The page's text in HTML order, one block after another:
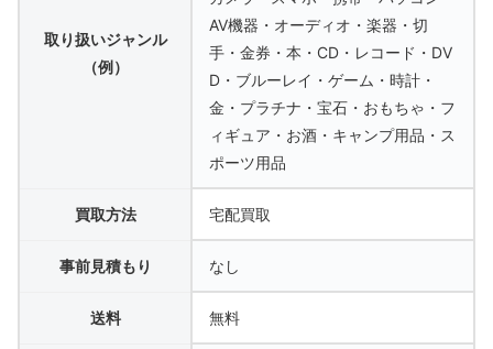
取り扱いジャンル
（例）
AV機器・オーディオ・楽器・切
手・金券・本・CD・レコード・DV
D・ブルーレイ・ゲーム・時計・
金・プラチナ・宝石・おもちゃ・フ
ィギュア・お酒・キャンプ用品・ス
ポーツ用品
買取方法 宅配買取
事前見積もり なし
送料 無料